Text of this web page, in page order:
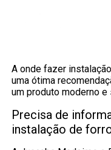
A onde fazer
uma ótima
um produto moderno e
Precisa de
instalação de